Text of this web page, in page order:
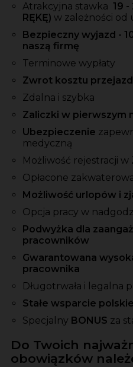
Atrakcyjna stawka 19 -
RĘKĘ) w zależności od
Bezpieczny wyjazd -
naszą firmę
Terminowe wypłaty
Zwrot kosztu
Zdalna i szybka
Zaliczki w pierwszym
Ubezpieczenie
medyczną
Możliwość rejestracji w
Opłacone
Możliwość urlopów i
Opcja pracy w
Podwyżka dla
pracowników
Gwarantowana
pracownika
Długotrwała i legalna
Stałe wsparcie
Specjalny BONUS za
Do Twoich
obowiązków